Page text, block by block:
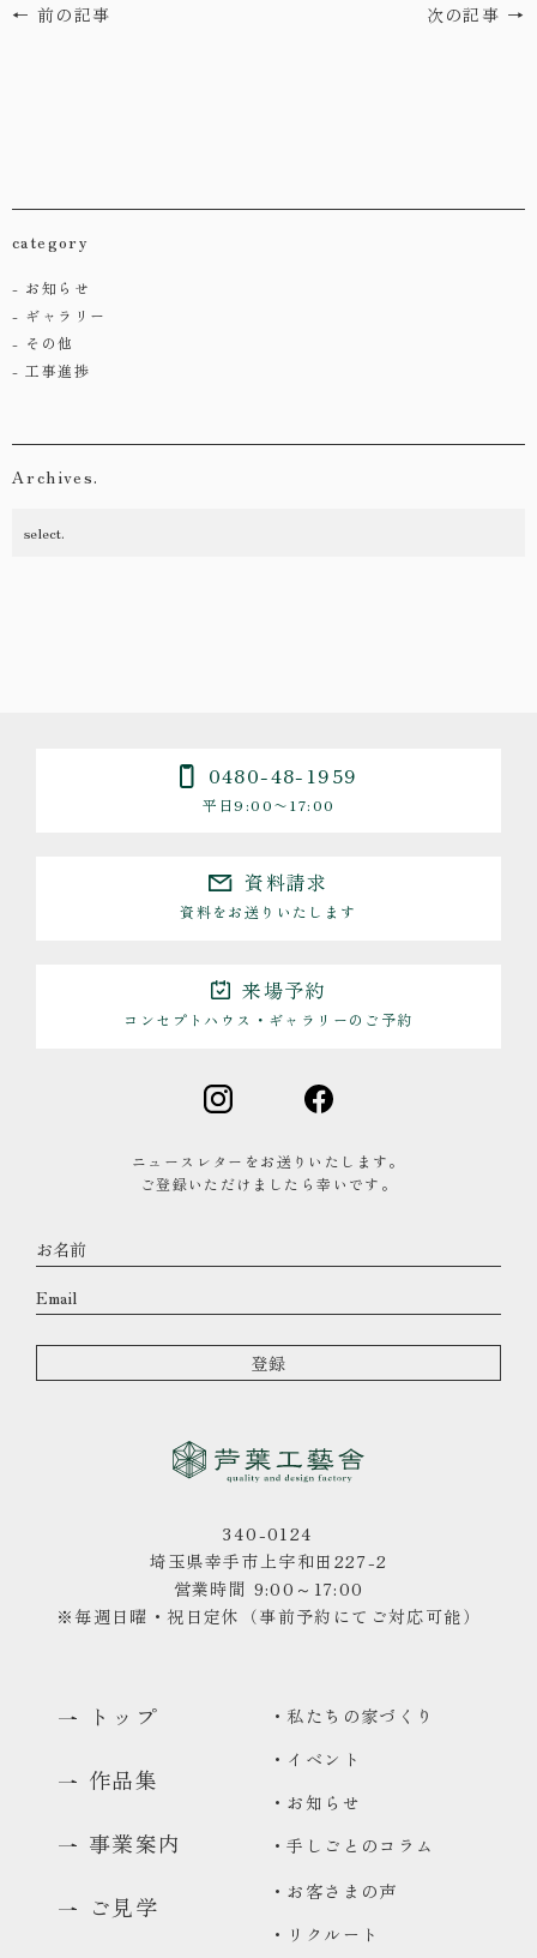
← 前の記事 次の記事 →
category
お知らせ
ギャラリー
その他
工事進捗
Archives.
0480-48-1959
平日9:00〜17:00
資料請求
資料をお送りいたします
来場予約
コンセプトハウス・ギャラリーのご予約
ニュースレターをお送りいたします。
ご登録いただけましたら幸いです。
340-0124
埼玉県幸手市上宇和田227-2
営業時間 9:00～17:00
※毎週日曜・祝日定休（事前予約にてご対応可能）
トップ
作品集
事業案内
ご見学
・私たちの家づくり
・イベント
・お知らせ
・手しごとのコラム
・お客さまの声
・リクルート